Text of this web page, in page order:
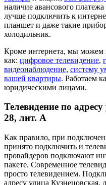
наличие авансового
лучше подключить к
планшет и даже такие
холодильник.
Кроме интернета, мы можем
как: цифровое телевидение,
видеонаблюдение, систему
вашей квартиры. Работаем
юридическими лицами.
Телевидение по
28, лит. А
Как правило, при
принято подключить и
провайдеров подключают
пакете. Современное
просто телевидением.
адресу улица